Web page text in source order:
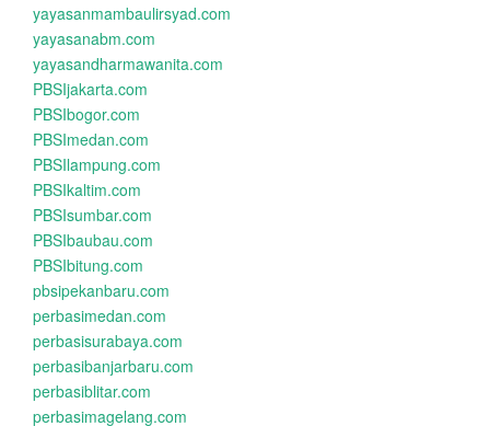
yayasanmambaulirsyad.com
yayasanabm.com
yayasandharmawanita.com
PBSIjakarta.com
PBSIbogor.com
PBSImedan.com
PBSIlampung.com
PBSIkaltim.com
PBSIsumbar.com
PBSIbaubau.com
PBSIbitung.com
pbsipekanbaru.com
perbasimedan.com
perbasisurabaya.com
perbasibanjarbaru.com
perbasiblitar.com
perbasimagelang.com